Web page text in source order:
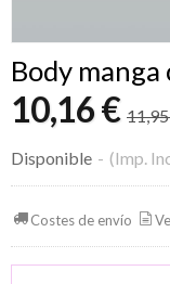
Body
10,16 €
Disponible - (Imp.
Costes de envío